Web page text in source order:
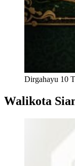
Dirgahayu 10
Walikota